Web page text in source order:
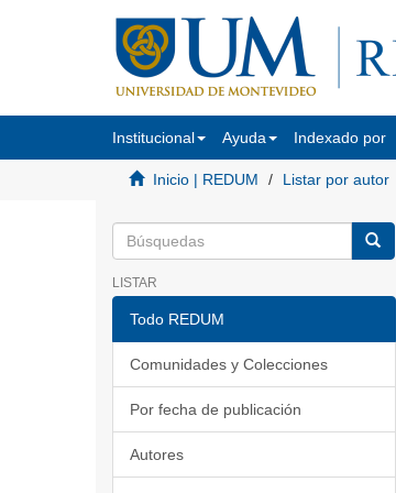
Institucional Ayuda Indexado por
Inicio | REDUM Listar por autor
LISTAR
Todo REDUM
Comunidades y Colecciones
Por fecha de publicación
Autores